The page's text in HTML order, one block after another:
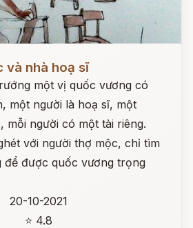
và nhà hoạ sĩ
một vị quốc vương có
một người là hoạ sĩ, một
mỗi người có một tài riêng.
với người thợ mộc, chỉ tìm
để được quốc vương trọng
20-10-2021
⭐ 4.8